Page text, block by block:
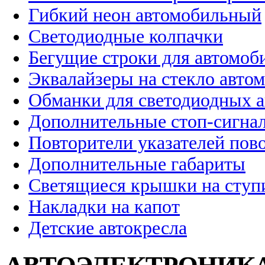
Гибкий неон автомобильный
Светодиодные колпачки
Бегущие строки для
Эквалайзеры на стекло
Обманки для светодиодных
Дополнительные стоп-
Повторители указателей
Дополнительные габариты
Светящиеся крышки на
Накладки на капот
Детские автокресла